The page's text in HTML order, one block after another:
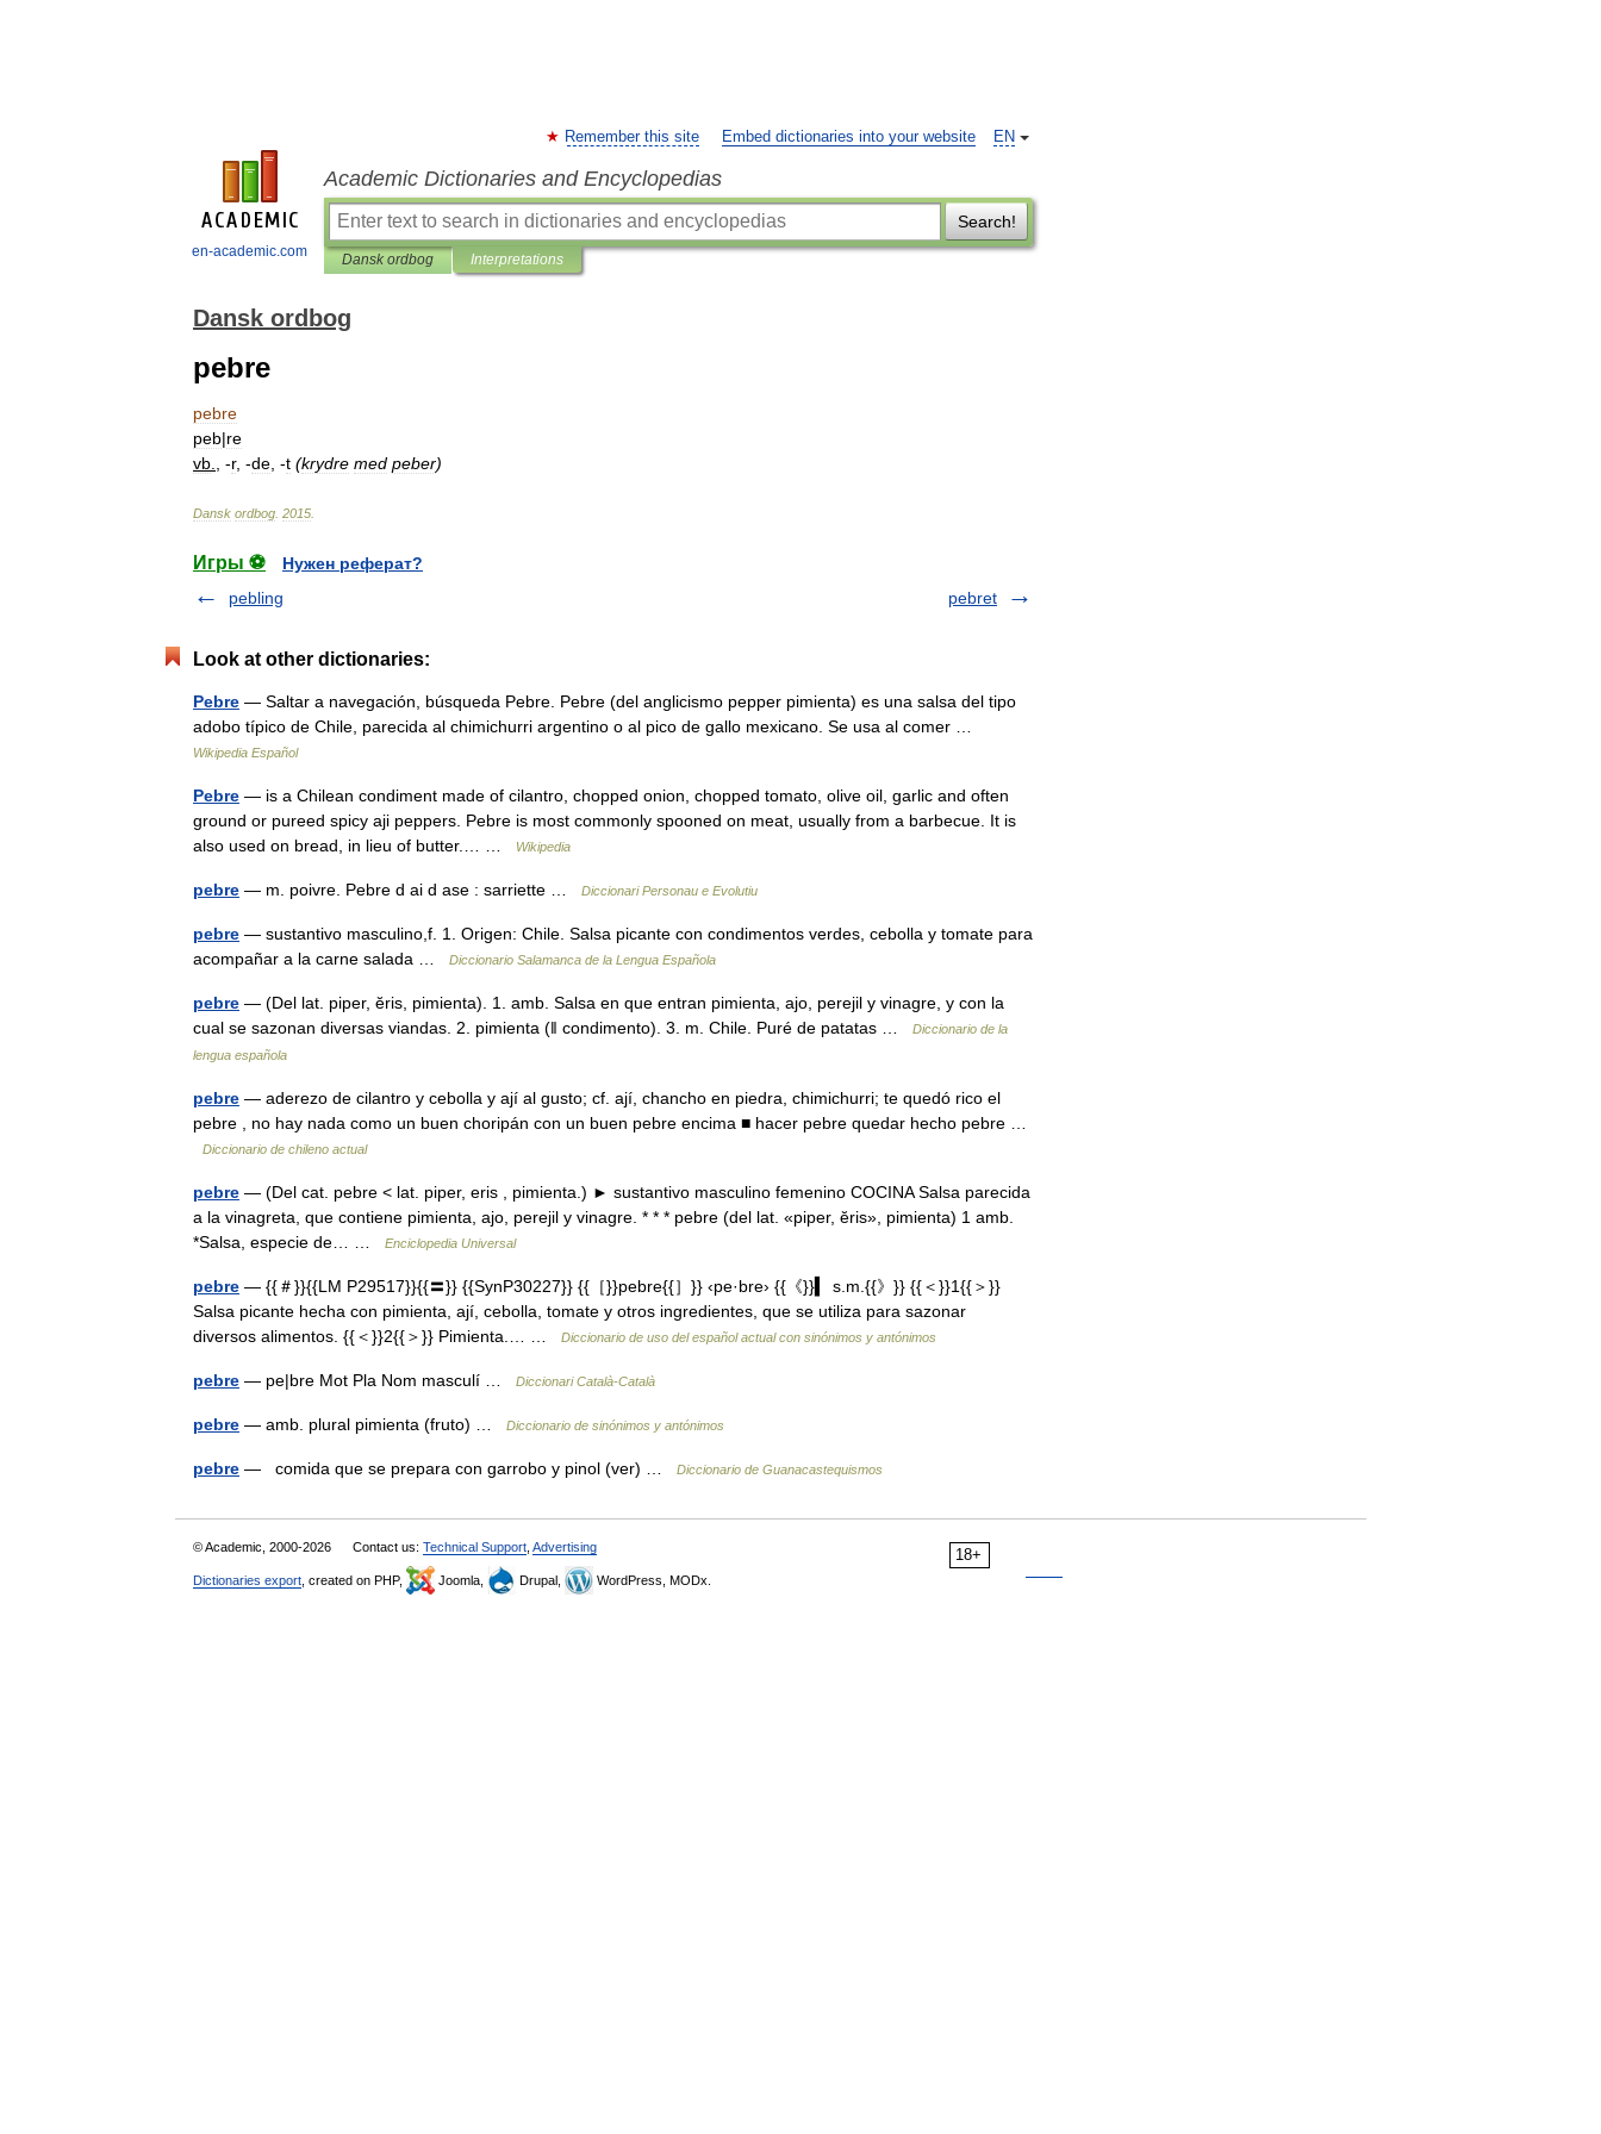
en-academic.com
EN
Remember this site Embed dictionaries into your website
Academic Dictionaries and Encyclopedias
Search!
Dansk ordbog Interpretations
Dansk ordbog
pebre
pebre
peb|re
vb
, -r, -de , -t (krydre med peber)
Dansk ordbog 2015
Игры ⚽
Нужен реферат?
pebling
pebret
Look at other dictionaries:
Pebre — Saltar a navegación, búsqueda Pebre. Pebre (del anglicismo pepper pimienta) es una salsa del tipo
adobo típico de Chile, parecida al chimichurri argentino o al pico de gallo mexicano. Se usa al comer …
Wikipedia Español
Pebre — is a Chilean condiment made of cilantro, chopped onion, chopped tomato, olive oil, garlic and often
ground or pureed spicy aji peppers. Pebre is most commonly spooned on meat, usually from a barbecue. It is
also used on bread, in lieu of butter.… …
Wikipedia
pebre — m. poivre. Pebre d ai d ase : sarriette … Diccionari Personau e Evolutiu
pebre — sustantivo masculino,f. 1. Origen: Chile. Salsa picante con condimentos verdes, cebolla y tomate para
acompañar a la carne salada …
Diccionario Salamanca de la Lengua Española
pebre — (Del lat. piper, ĕris, pimienta). 1. amb. Salsa en que entran pimienta, ajo, perejil y vinagre, y con la
cual se sazonan diversas viandas. 2. pimienta (ǁ condimento). 3. m. Chile. Puré de patatas …
Diccionario de la
lengua española
pebre — aderezo de cilantro y cebolla y ají al gusto; cf. ají, chancho en piedra, chimichurri; te quedó rico el
pebre , no hay nada como un buen choripán con un buen pebre encima ■ hacer pebre quedar hecho pebre …
Diccionario de chileno actual
pebre — (Del cat. pebre < lat. piper, eris , pimienta.) ► sustantivo masculino femenino COCINA Salsa parecida
a la vinagreta, que contiene pimienta, ajo, perejil y vinagre. * * * pebre (del lat. «piper, ĕris», pimienta) 1 amb.
*Salsa, especie de… …
Enciclopedia Universal
pebre — {{＃}}{{LM P29517}}{{〓}} {{SynP30227}} {{［}}pebre{{］}} ‹pe·bre› {{《}}▍ s.m.{{》}} {{＜}}1{{＞}}
Salsa picante hecha con pimienta, ají, cebolla, tomate y otros ingredientes, que se utiliza para sazonar
diversos alimentos. {{＜}}2{{＞}} Pimienta.… …
Diccionario de uso del español actual con sinónimos y antónimos
pebre — pe|bre Mot Pla Nom masculí … Diccionari Català-Català
pebre — amb. plural pimienta (fruto) … Diccionario de sinónimos y antónimos
pebre — comida que se prepara con garrobo y pinol (ver) … Diccionario de Guanacastequismos
18+
© Academic, 2000-2026 Contact us: Technical Support Advertising
Dictionaries export , created on PHP, Joomla, Drupal, WordPress, MODx.